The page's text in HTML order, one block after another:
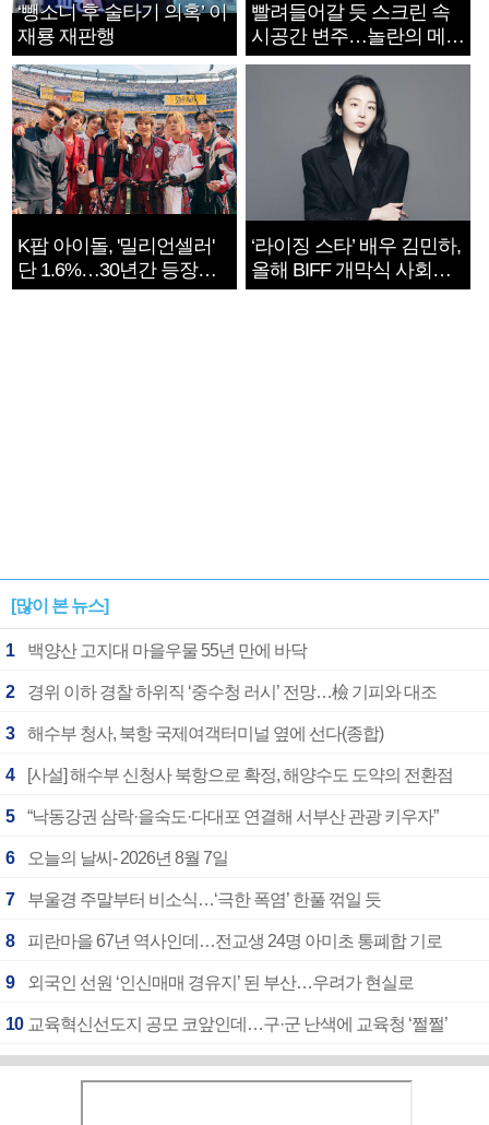
‘뺑소니 후 술타기 의혹’ 이
재룡 재판행
빨려들어갈 듯 스크린 속
시공간 변주…놀란의 메시
지는 ‘전쟁 속죄’
K팝 아이돌, '밀리언셀러'
단 1.6%…30년간 등장
1182개팀 전수조사
‘라이징 스타’ 배우 김민하,
올해 BIFF 개막식 사회자
확정
[많이 본 뉴스]
1 백양산 고지대 마을우물 55년 만에 바닥
2 경위 이하 경찰 하위직 ‘중수청 러시’ 전망…檢 기피와 대조
3 해수부 청사, 북항 국제여객터미널 옆에 선다(종합)
4 [사설] 해수부 신청사 북항으로 확정, 해양수도 도약의 전환점
5 “낙동강권 삼락·을숙도·다대포 연결해 서부산 관광 키우자”
6 오늘의 날씨- 2026년 8월 7일
7 부울경 주말부터 비소식…‘극한 폭염’ 한풀 꺾일 듯
8 피란마을 67년 역사인데…전교생 24명 아미초 통폐합 기로
9 외국인 선원 ‘인신매매 경유지’ 된 부산…우려가 현실로
10 교육혁신선도지 공모 코앞인데…구·군 난색에 교육청 ‘쩔쩔’